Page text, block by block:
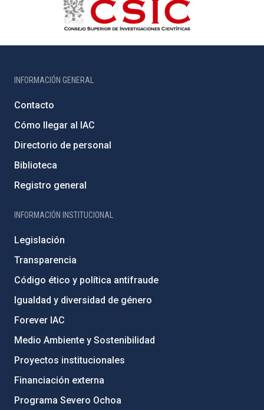
INFORMACIÓN GENERAL
Contacto
Cómo llegar al IAC
Directorio de personal
Biblioteca
Registro general
INFORMACIÓN INSTITUCIONAL
Legislación
Transparencia
Código ético y política antifraude
Igualdad y diversidad de género
Forever IAC
Medio Ambiente y Sostenibilidad
Proyectos institucionales
Financiación externa
Programa Severo Ochoa